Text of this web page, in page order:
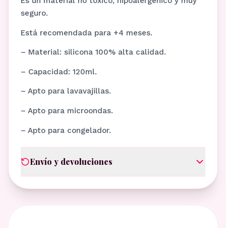
seguro.
Está recomendada para +4 meses.
– Material: silicona 100% alta calidad.
– Capacidad: 120ml.
– Apto para lavavajillas.
– Apto para microondas.
– Apto para congelador.
Envío y devoluciones